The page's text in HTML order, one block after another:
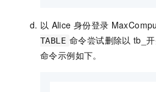
以 Alice 身份登录
TABLE 命令尝试删除以 tb_开
命令示例如下。